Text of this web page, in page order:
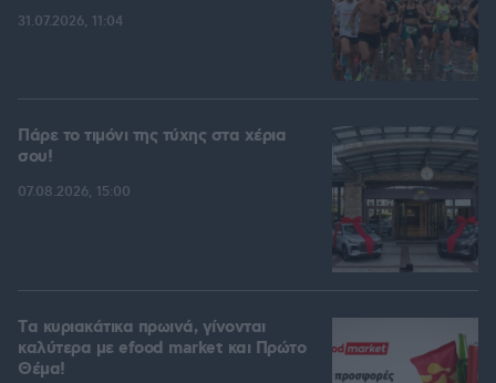
31.07.2026, 11:04
Πάρε το τιμόνι της τύχης στα χέρια
σου!
07.08.2026, 15:00
Tα κυριακάτικα πρωινά, γίνονται
καλύτερα με efood market και Πρώτο
Θέμα!